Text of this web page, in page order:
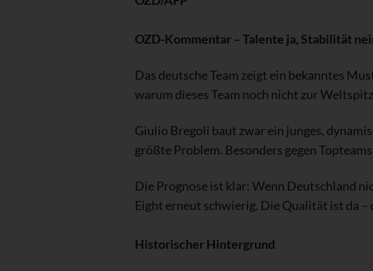
OZD-Kommentar – Talente ja, Stabilität
Das deutsche Team zeigt ein bekanntes
warum dieses Team noch nicht zur
Giulio Bregoli baut zwar ein junges,
größte Problem. Besonders gegen
Die Prognose ist klar: Wenn Deutschland
Eight erneut schwierig. Die Qualität ist da –
Historischer Hintergrund